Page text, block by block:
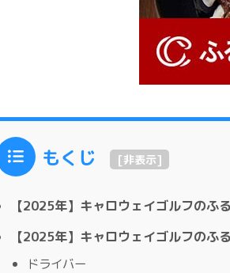
もくじ [非表示]
【2025年】キャロウェイゴルフのふ
【2025年】キャロウェイゴルフのふ
ドライバー